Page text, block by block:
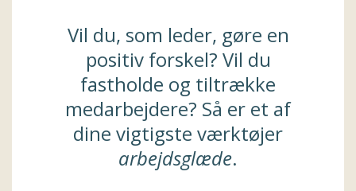
Vil du, som leder, gøre en
positiv forskel? Vil du
fastholde og tiltrække
medarbejdere? Så er et af
dine vigtigste værktøjer
arbejdsglæde.